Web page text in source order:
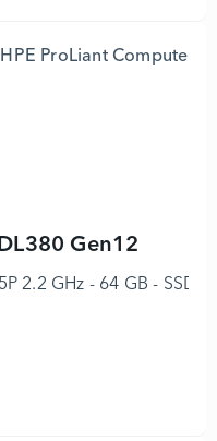
Gen12
2.2 GHz - 64 GB - SSD 2
Compute DL380